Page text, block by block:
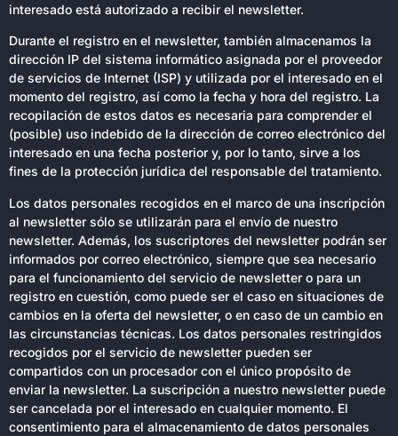
interesado está autorizado a recibir el newsletter.
Durante el registro en el newsletter, también almacenamos la
dirección IP del sistema informático asignada por el proveedor
de servicios de Internet (ISP) y utilizada por el interesado en el
momento del registro, así como la fecha y hora del registro. La
recopilación de estos datos es necesaria para comprender el
(posible) uso indebido de la dirección de correo electrónico del
interesado en una fecha posterior y, por lo tanto, sirve a los
fines de la protección jurídica del responsable del tratamiento.
Los datos personales recogidos en el marco de una inscripción
al newsletter sólo se utilizarán para el envío de nuestro
newsletter. Además, los suscriptores del newsletter podrán ser
informados por correo electrónico, siempre que sea necesario
para el funcionamiento del servicio de newsletter o para un
registro en cuestión, como puede ser el caso en situaciones de
cambios en la oferta del newsletter, o en caso de un cambio en
las circunstancias técnicas. Los datos personales restringidos
recogidos por el servicio de newsletter pueden ser
compartidos con un procesador con el único propósito de
enviar la newsletter. La suscripción a nuestro newsletter puede
ser cancelada por el interesado en cualquier momento. El
consentimiento para el almacenamiento de datos personales